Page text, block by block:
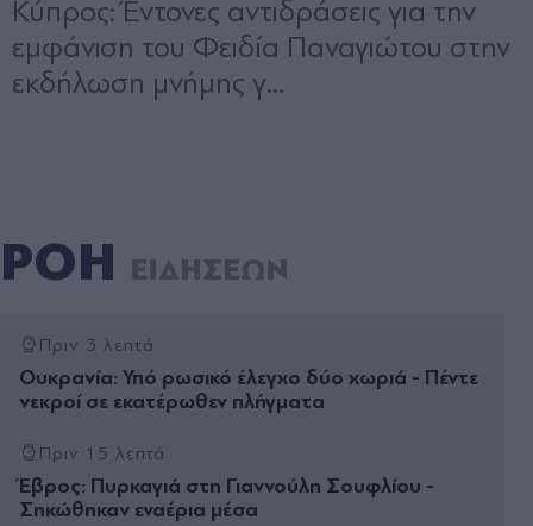
ΡΟΗ ΕΙΔΗΣΕΩΝ
Πριν 3 λεπτά
Ουκρανία: Υπό ρωσικό έλεγχο δύο χωριά - Πέντε
νεκροί σε εκατέρωθεν πλήγματα
Πριν 15 λεπτά
Έβρος: Πυρκαγιά στη Γιαννούλη Σουφλίου -
Σηκώθηκαν εναέρια μέσα